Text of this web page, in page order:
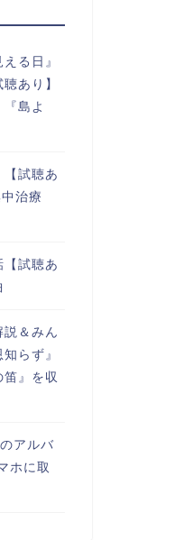
る日』
あり】
『島よ
試聴あ
治療
試聴あ
＆みん
らず』
笛』を収
アルバ
ホに取